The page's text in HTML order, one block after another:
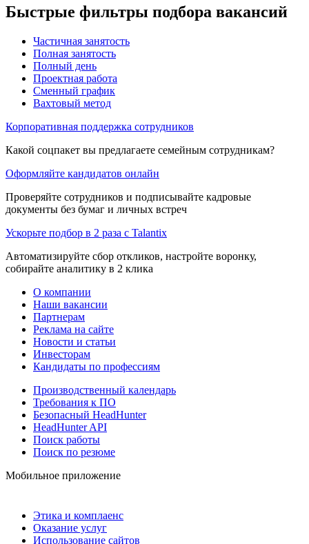
Быстрые фильтры подбора вакансий
Частичная занятость
Полная занятость
Полный день
Проектная работа
Сменный график
Вахтовый метод
Корпоративная поддержка сотрудников
Какой соцпакет вы предлагаете семейным сотрудникам?
Оформляйте кандидатов онлайн
Проверяйте сотрудников и подписывайте кадровые
документы без бумаг и личных встреч
Ускорьте подбор в 2 раза с Talantix
Автоматизируйте сбор откликов, настройте воронку,
собирайте аналитику в 2 клика
О компании
Наши вакансии
Партнерам
Реклама на сайте
Новости и статьи
Инвесторам
Кандидаты по профессиям
Производственный календарь
Требования к ПО
Безопасный HeadHunter
HeadHunter API
Поиск работы
Поиск по резюме
Мобильное приложение
Этика и комплаенс
Оказание услуг
Использование сайтов